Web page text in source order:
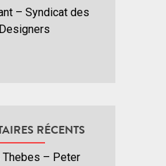
– Syndicat des
RÉCENTS
Thebes – Peter